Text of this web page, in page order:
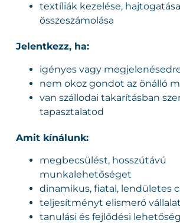
textíliák kezelése,
összeszámolása
Jelentkezz, ha:
igényes vagy
nem okoz gondot az önálló
van szállodai takarításban
tapasztalatod
Amit kínálunk:
megbecsülést, hosszútávú
munkalehetőséget
dinamikus, fiatal, lendületes
teljesítményt elismerő
tanulási és fejlődési